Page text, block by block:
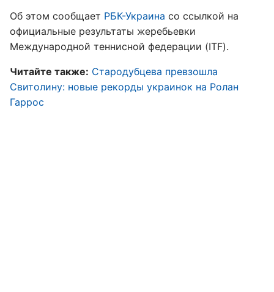
Об этом сообщает РБК-Украина со ссылкой на
официальные результаты жеребьевки
Международной теннисной федерации (ITF).
Читайте также: Стародубцева превзошла
Свитолину: новые рекорды украинок на Ролан
Гаррос